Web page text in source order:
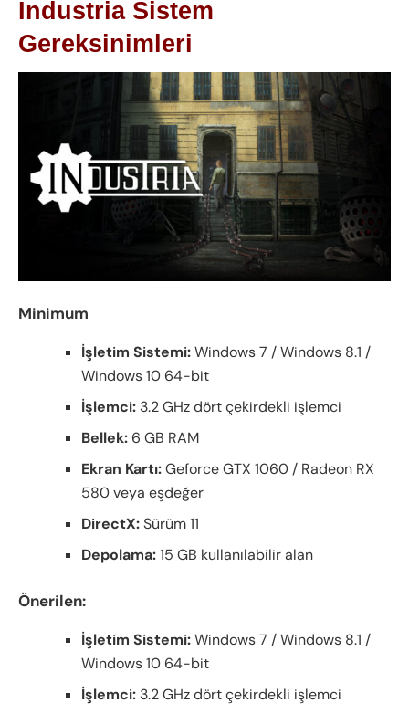
Industria Sistem
Gereksinimleri
Minimum
İşletim Sistemi:Windows 7 / Windows 8.1 /
Windows 10 64-bit
İşlemci:3.2 GHz dört çekirdekli işlemci
Bellek:6 GB RAM
Ekran Kartı:Geforce GTX 1060 / Radeon RX
580 veya eşdeğer
DirectX:Sürüm 11
Depolama:15 GB kullanılabilir alan
Önerilen:
İşletim Sistemi:Windows 7 / Windows 8.1 /
Windows 10 64-bit
İşlemci:3.2 GHz dört çekirdekli işlemci